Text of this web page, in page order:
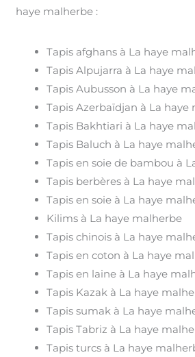
haye malherbe :
Tapis afghans à La haye
Tapis Alpujarra à La haye
Tapis Aubusson à La haye
Tapis Azerbaïdjan à La haye
Tapis Bakhtiari à La haye
Tapis Baluch à La haye
Tapis en soie de bambou à
Tapis berbères à La haye
Tapis en soie à La haye
Kilims à La haye malherbe
Tapis chinois à La haye
Tapis en coton à La haye
Tapis en laine à La haye
Tapis Kazak à La haye
Tapis sumak à La haye
Tapis Tabriz à La haye
Tapis turcs à La haye